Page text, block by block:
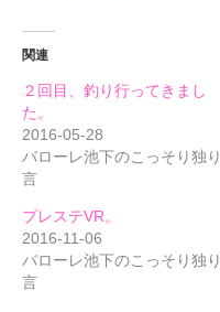
し
共
有
い
ウ
ィ
で
開
き
ま
す)
ク
リ
し
て
く
(新
し
い
ウ
ィ
有
ウ
ィ
ま
す)
関連
２回目、釣り行ってきまし
た。
2016-05-28
バローレ池下のこっそり独り
言
プレステVR。
2016-11-06
バローレ池下のこっそり独り
言